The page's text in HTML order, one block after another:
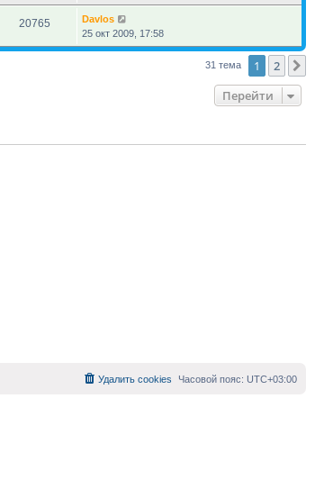
20765
Davlos
25 окт 2009, 17:58
31 тема 1 2
Перейти
Часовой пояс: UTC+03:00
Удалить cookies